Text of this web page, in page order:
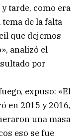
tarde, como era
de la falta
que dejemos
analizó el
por
expuso: «El
en 2015 y 2016,
una masa
eso se fue